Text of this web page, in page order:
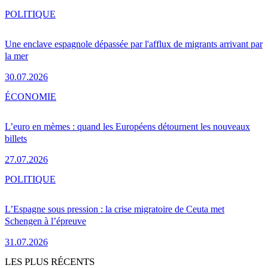
Une enclave espagnole dépassée par l'afflux de migrants arrivant par
la mer
30.07.2026
POLITIQUE
L’euro en mèmes : quand les Européens détournent les nouveaux
billets
27.07.2026
ÉCONOMIE
L’Espagne sous pression : la crise migratoire de Ceuta met
Schengen à l’épreuve
31.07.2026
POLITIQUE
LES PLUS RÉCENTS